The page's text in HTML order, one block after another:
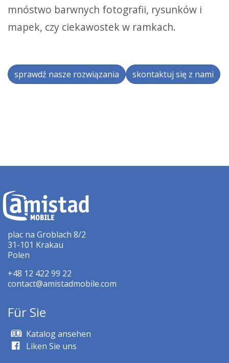
mnóstwo barwnych fotografii, rysunków i
mapek, czy ciekawostek w ramkach.
sprawdź nasze rozwiązania skontaktuj się z nami
plac na Groblach 8/2
31-101 Krakau
Polen
+48 12 422 99 22
contact@amistadmobile.com
Für Sie
Katalog ansehen
Liken Sie uns